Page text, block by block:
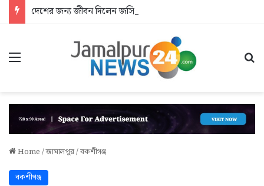
দেশের জন্য জীবন দিলেন জসিম: আশ্রয়হীন শহীদের পরিবার
Menu
Home/জামালপুর/বকশীগঞ্জ
বকশীগঞ্জ